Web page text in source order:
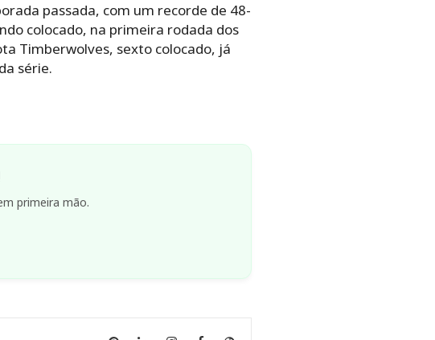
passada, com um recorde de 48-
colocado, na primeira rodada dos
Timberwolves, sexto colocado, já
série.
primeira mão.